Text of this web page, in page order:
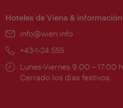
Hoteles de Viena & información
e-
info@wien.info
Teléfono:
+43-1-24 555
Horarios
de
Lunes-Viernes 9:00 – 17:00 h
Cerrado los días festivos